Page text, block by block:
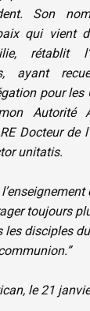
Son
qui vient
rétablit
ayant
pour les
Autorité
Docteur de
unitatis.
toujours
les disciples
le 21